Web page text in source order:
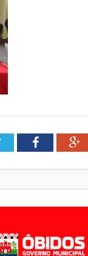
TwitterFacebook